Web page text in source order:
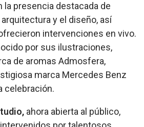
la presencia destacada de
y el diseño, así
intervenciones en vivo.
por sus ilustraciones,
de aromas Admosfera,
marca Mercedes Benz
celebración.
ahora abierta al público,